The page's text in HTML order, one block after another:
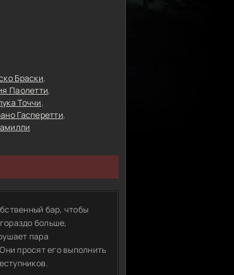
Браски
Паолетти
Точчи
Гасперетти
бар, чтобы
больше,
пара
просят его выполнить